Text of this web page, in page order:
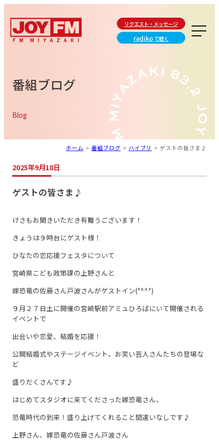
リクエスト・メッセージ
radiko で聴く
番組ブログ
Blog
ホーム > 番組ブログ > ハイブリ > ゲストの皆さま♪
2025年9月18日
ゲストの皆さま♪
けさもお聞きいただき有難うございます！
きょうは９時台にゲスト様！
ひなたの恋応援フェスタについて
宮崎県こども政策課の上野さんと
嫁恐竜の佐藤さん戸波さんがゲストイン(*^^*)
９月２７日土に開催の宮崎駅前アミュひろばにいて開催される
イベントで
出会いや恋愛、結婚を応援！
公開結婚式やステージイベント、お笑い芸人さんたちの登場な
ど
盛りだくさんです♪
はじめてスタジオに来てくださった嫁恐竜さん、
恐竜時代の到来！盛り上げてくれること間違いなしです♪
上野さん、嫁恐竜の佐藤さん戸波さん